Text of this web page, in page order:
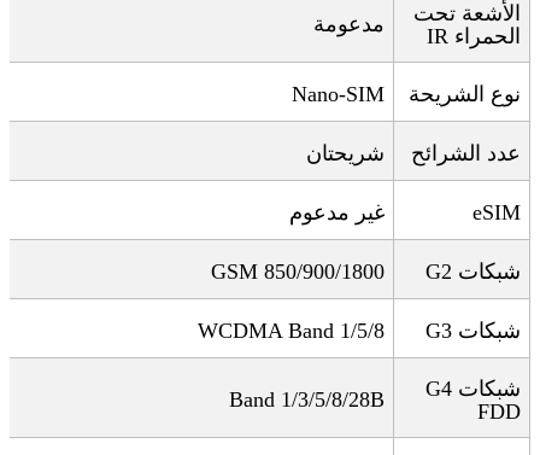
الأشعة تحت
الحمراء IR مدعومة
نوع الشريحة Nano-SIM
عدد الشرائح شريحتان
eSIM غير مدعوم
شبكات 2 G
GSM 850/900/1800
شبكات 3 G
WCDMA Band 1/5/8
شبكات 4 G
FDD
Band 1/3/5/8/28B